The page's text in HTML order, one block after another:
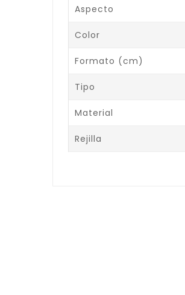
Aspecto
Color
Formato (cm)
Tipo
Material
Rejilla